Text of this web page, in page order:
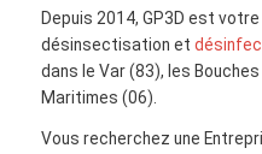
Depuis 2014, GP3D est
désinsectisation et
dans le Var (83), les
Maritimes (06).
Vous recherchez une